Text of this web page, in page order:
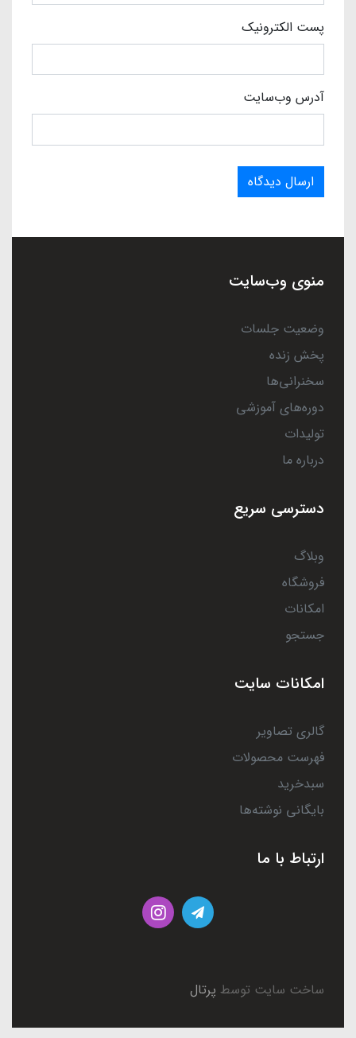
پست الکترونیک
آدرس وب‌سایت
ارسال دیدگاه
منوی وب‌سایت
وضعیت جلسات
پخش زنده
سخنرانی‌ها
دوره‌های آموزشی
تولیدات
درباره ما
دسترسی سریع
وبلاگ
فروشگاه
امکانات
جستجو
امکانات سایت
گالری تصاویر
فهرست محصولات
سبدخرید
بایگانی نوشته‌ها
ارتباط با ما
ساخت سایت توسط پرتال